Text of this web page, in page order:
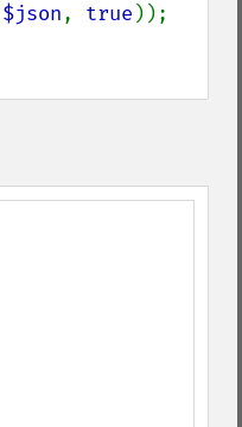
$json, true ));